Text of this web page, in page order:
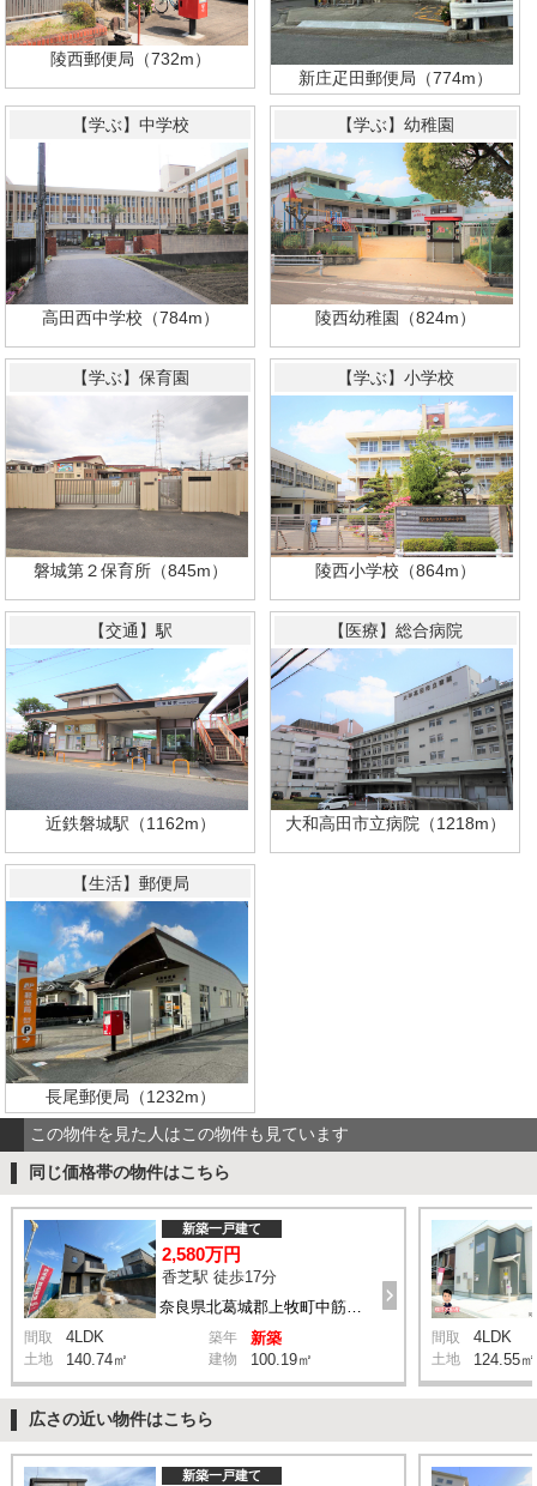
陵西郵便局（732m）
新庄疋田郵便局（774m）
【学ぶ】中学校
高田西中学校（784m）
【学ぶ】幼稚園
陵西幼稚園（824m）
【学ぶ】保育園
磐城第２保育所（845m）
【学ぶ】小学校
陵西小学校（864m）
【交通】駅
近鉄磐城駅（1162m）
【医療】総合病院
大和高田市立病院（1218m）
【生活】郵便局
長尾郵便局（1232m）
この物件を見た人はこの物件も見ています
同じ価格帯の物件はこちら
新築一戸建て
2,580万円
香芝駅 徒歩17分
間取 4LDK 築年 新築
土地 140.74㎡ 建物 100.19㎡
間取 4LDK
土地 124.55㎡
広さの近い物件はこちら
新築一戸建て